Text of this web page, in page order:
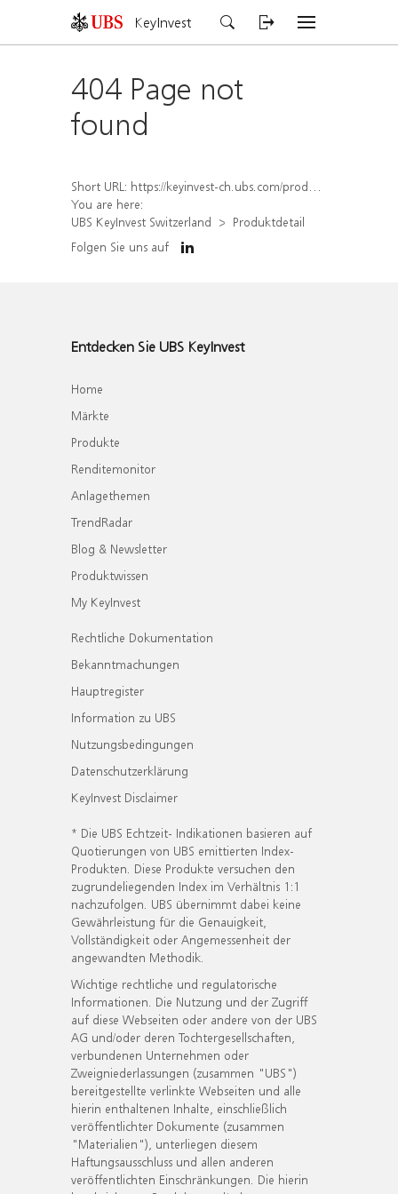
KeyInvest
404 Page not
found
Short URL: https://keyinvest-ch.ubs.com/produkt/detail/index/isin/CH1584631837
You are here:
UBS KeyInvest Switzerland
Produktdetail
Folgen Sie uns auf
Entdecken Sie UBS KeyInvest
Home
Märkte
Produkte
Renditemonitor
Anlagethemen
TrendRadar
Blog & Newsletter
Produktwissen
My KeyInvest
Rechtliche Dokumentation
Bekanntmachungen
Hauptregister
Information zu UBS
Nutzungsbedingungen
Datenschutzerklärung
KeyInvest Disclaimer
* Die UBS Echtzeit- Indikationen basieren auf
Quotierungen von UBS emittierten Index-
Produkten. Diese Produkte versuchen den
zugrundeliegenden Index im Verhältnis 1:1
nachzufolgen. UBS übernimmt dabei keine
Gewährleistung für die Genauigkeit,
Vollständigkeit oder Angemessenheit der
angewandten Methodik.
Wichtige rechtliche und regulatorische
Informationen. Die Nutzung und der Zugriff
auf diese Webseiten oder andere von der UBS
AG und/oder deren Tochtergesellschaften,
verbundenen Unternehmen oder
Zweigniederlassungen (zusammen "UBS")
bereitgestellte verlinkte Webseiten und alle
hierin enthaltenen Inhalte, einschließlich
veröffentlichter Dokumente (zusammen
"Materialien"), unterliegen diesem
Haftungsausschluss und allen anderen
veröffentlichten Einschränkungen. Die hierin